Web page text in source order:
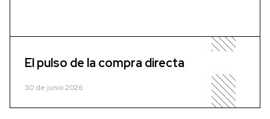
El pulso de la compra directa
30 de junio 2026